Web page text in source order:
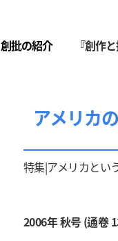
創批の紹介 『創作
アメリカ
特集|アメリカとい
2006年 秋号 (通卷